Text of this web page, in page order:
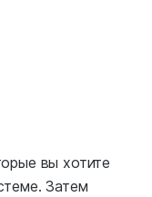
вы хотите
Затем